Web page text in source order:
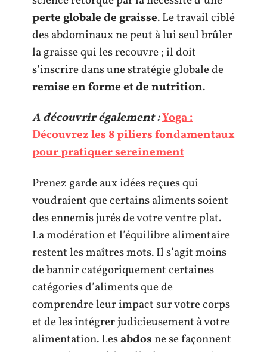
perte globale de graisse. Le travail ciblé
des abdominaux ne peut à lui seul brûler
la graisse qui les recouvre ; il doit
s’inscrire dans une stratégie globale de
remise en forme et de nutrition.
A découvrir également :Yoga :
Découvrez les 8 piliers fondamentaux
pour pratiquer sereinement
Prenez garde aux idées reçues qui
voudraient que certains aliments soient
des ennemis jurés de votre ventre plat.
La modération et l’équilibre alimentaire
restent les maîtres mots. Il s’agit moins
de bannir catégoriquement certaines
catégories d’aliments que de
comprendre leur impact sur votre corps
et de les intégrer judicieusement à votre
alimentation. Lesabdosne se façonnent